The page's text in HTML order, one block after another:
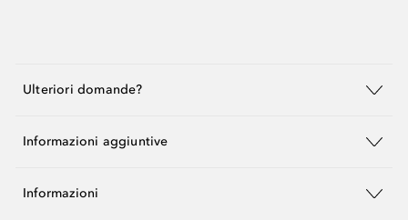
Ulteriori domande?
Informazioni aggiuntive
Informazioni